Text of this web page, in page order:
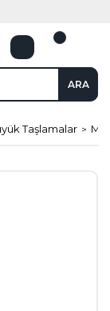
ARA
Taşlamalar